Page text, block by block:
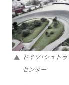
ドイツ・シュト
センター